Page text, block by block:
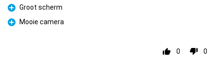
Pro
Groot scherm
Pro
Mooie camera
0 0